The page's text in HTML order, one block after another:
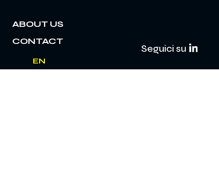
ABOUT US
CONTACT
EN
Seguici su